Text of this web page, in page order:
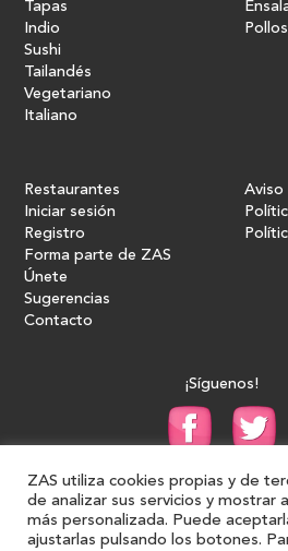
Tapas
Indio
Sushi
Tailandés
Vegetariano
Italiano
Restaurantes
Iniciar sesión
Registro
Forma parte de ZAS
Únete
Sugerencias
Contacto
Aviso
¡Síguenos!
ZAS utiliza cookies propias y de
de analizar sus servicios y mostrar
más personalizada. Puede
ajustarlas pulsando los botones.